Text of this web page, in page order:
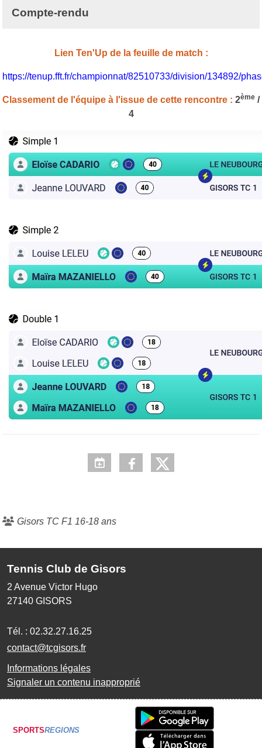
Compte-rendu
Lien Ten'Up de la feuille de match :
https://tenup.fft.fr/championnat/82510733/division/134892/
Classement de l'équipe à l'issue de cette rencontre : 2ème /
4
Gisors TC F1 16-18 ans
Tennis Club de Gisors
2 Avenue Victor Hugo
27140 GISORS
Tél. : 02.32.27.16.25
contact@tcgisors.fr
Informations légales
Signaler un contenu inapproprié
SPORTSREGIONS